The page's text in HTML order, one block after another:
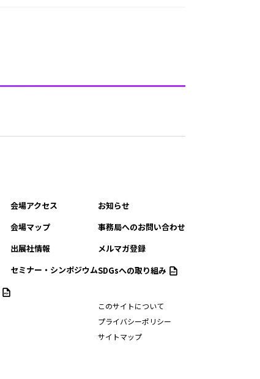
会場アクセス
会場マップ
出展社情報
セミナー・シンポジウム
お知らせ
事務局へのお問い合わせ
メルマガ登録
SDGsへの取り組み
このサイトについて
プライバシーポリシー
サイトマップ